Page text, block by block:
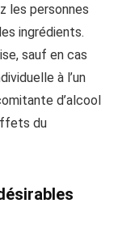
les personnes
ingrédients.
sauf en cas
à l’un
d’alcool
du